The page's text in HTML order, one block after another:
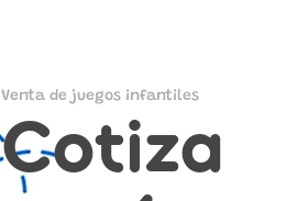
Venta de juegos infantiles
Cotiza